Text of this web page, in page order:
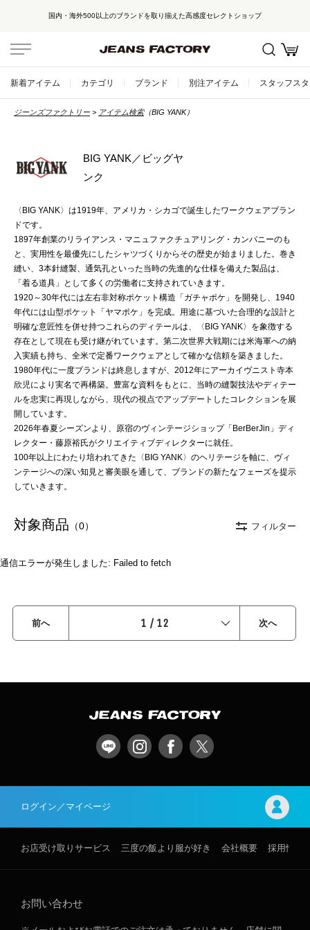
国内・海外500以上のブランドを取り揃えた高感度セレクトショップ
新着アイテム カテゴリ ブランド 別注アイテム スタッフス
ジーンズファクトリー アイテム検索（BIG YANK）
BIG YANK／ビッグヤ
ンク
〈BIG YANK〉は1919年、アメリカ・シカゴで誕生したワークウェアブラン
ドです。
1897年創業のリライアンス・マニュファクチュアリング・カンパニーのも
と、実用性を最優先にしたシャツづくりからその歴史が始まりました。巻き
縫い、3本針縫製、通気孔といった当時の先進的な仕様を備えた製品は、
「着る道具」として多くの労働者に支持されていきます。
1920～30年代には左右非対称ポケット構造「ガチャポケ」を開発し、1940
年代には山型ポケット「ヤマポケ」を完成。用途に基づいた合理的な設計と
明確な意匠性を併せ持つこれらのディテールは、〈BIG YANK〉を象徴する
存在として現在も受け継がれています。第二次世界大戦期には米海軍への納
入実績も持ち、全米で定番ワークウェアとして確かな信頼を築きました。
1980年代に一度ブランドは終息しますが、2012年にアーカイヴニスト寺本
欣児により実名で再構築。豊富な資料をもとに、当時の縫製技法やディテー
ルを忠実に再現しながら、現代の視点でアップデートしたコレクションを展
開しています。
2026年春夏シーズンより、原宿のヴィンテージショップ「BerBerJin」ディ
レクター・藤原裕氏がクリエイティブディレクターに就任。
100年以上にわたり培われてきた〈BIG YANK〉のヘリテージを軸に、ヴィ
ンテージへの深い知見と審美眼を通して、ブランドの新たなフェーズを提示
していきます。
対象商品 （0） フィルター
通信エラーが発生しました: Failed to fetch
前へ 1 / 12 次へ
ログイン／マイページ
お店受け取りサービス 三度の飯より服が好き 会社概要 採用情報
お問い合わせ